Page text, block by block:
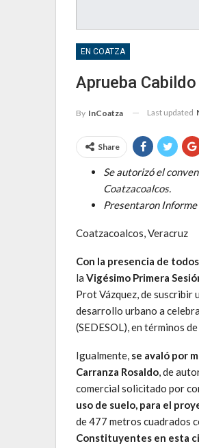
EN COATZA
Aprueba
By InCoatza Last updated
Share
Se autorizó el
Coatzacoalcos.
Presentaron
Coatzacoalcos, Veracruz
Con la presencia de
la Vigésimo Primera
Prot Vázquez, de
desarrollo urbano a
(SEDESOL), en términos
Igualmente, se avaló por
Carranza Rosaldo, de
comercial solicitado por
uso de suelo, para el
de 477 metros cuadrados
Constituyentes en esta